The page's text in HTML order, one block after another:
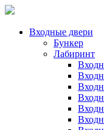
Входные двери
Бункер
Лабиринт